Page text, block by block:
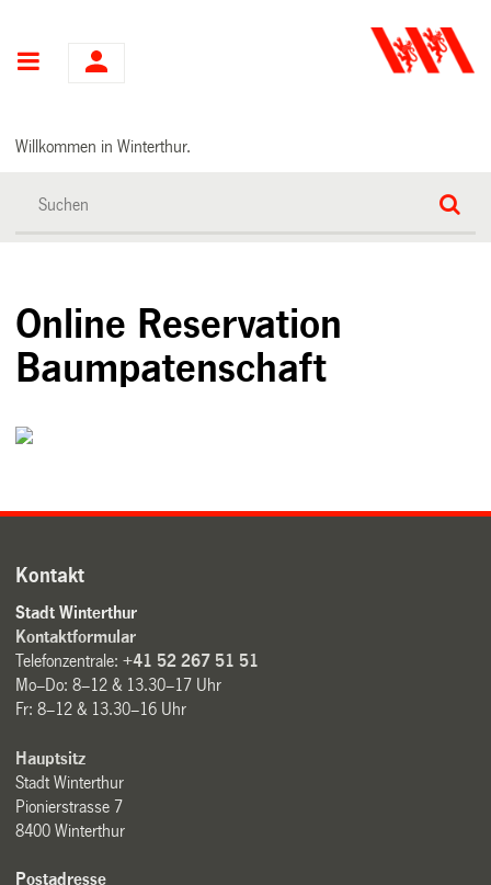
Hauptnavigation
Willkommen in Winterthur.
Online Reservation
Baumpatenschaft
Kontakt
Stadt Winterthur
Kontaktformular
Telefonzentrale:+41 52 267 51 51
Mo–Do: 8–12 & 13.30–17 Uhr
Fr: 8–12 & 13.30–16 Uhr
Hauptsitz
Stadt Winterthur
Pionierstrasse 7
8400 Winterthur
Postadresse